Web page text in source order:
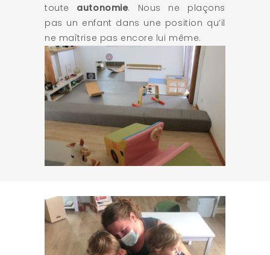
toute autonomie. Nous ne plaçons
pas un enfant dans une position qu’il
ne maîtrise pas encore lui même.